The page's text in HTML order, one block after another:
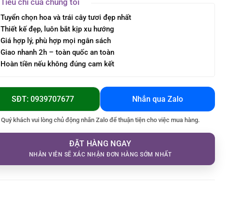
Tuyển chọn hoa và trái cây tươi đẹp nhất
Thiết kế đẹp, luôn bắt kịp xu hướng
Giá hợp lý, phù hợp mọi ngân sách
Giao nhanh 2h – toàn quốc an toàn
Hoàn tiền nếu không đúng cam kết
SĐT: 0939707677 Nhắn qua Zalo
Quý khách vui lòng chủ động nhắn Zalo để thuận tiện cho việc mua hàng.
ĐẶT HÀNG NGAY
NHÂN VIÊN SẼ XÁC NHẬN ĐƠN HÀNG SỚM NHẤT